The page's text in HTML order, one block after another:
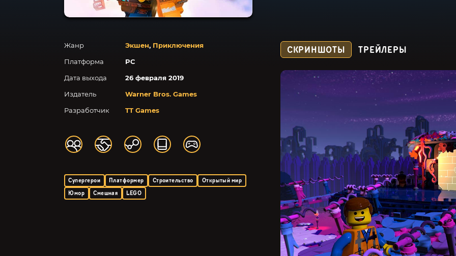
Жанр Экшен, Приключения
Платформа
PC
Дата выхода
26 февраля 2019
Издатель
Warner Bros. Games
Разработчик
TT Games
Супергерои Платформер Строительство
Открытый мир
Юмор
Смешная LEGO
СКРИНШОТЫ ТРЕЙЛЕРЫ